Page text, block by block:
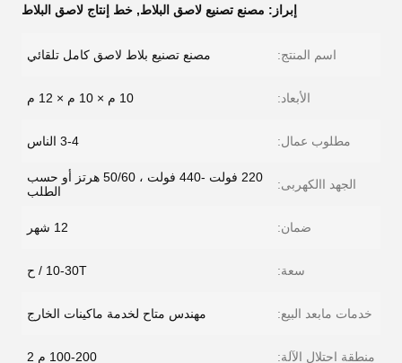
إبراز: مصنع تصنيع لاصق البلاط, خط إنتاج لاصق البلاط
اسم المنتج: مصنع تصنيع بلاط لاصق كامل تلقائي
الأبعاد: 10 م × 10 م × 12 م
مطلوب عمال: 3-4 الناس
الجهد االكهربى:
220 فولت -440 فولت ، 50/60 هرتز أو حسب
الطلب
ضمان: 12 شهر
سعة: 10-30T / ح
خدمات مابعد البيع: مهندس متاح لخدمة ماكينات الخارج
منطقة احتلال الآلة: 100-200 م 2